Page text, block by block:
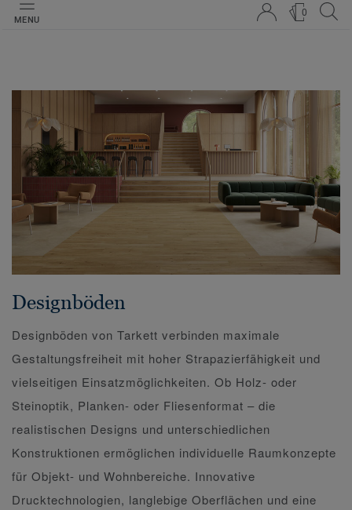
MENU
0
Designböden
Designböden von Tarkett verbinden maximale
Gestaltungsfreiheit mit hoher Strapazierfähigkeit und
vielseitigen Einsatzmöglichkeiten. Ob Holz- oder
Steinoptik, Planken- oder Fliesenformat – die
realistischen Designs und unterschiedlichen
Konstruktionen ermöglichen individuelle Raumkonzepte
für Objekt- und Wohnbereiche. Innovative
Drucktechnologien, langlebige Oberflächen und eine